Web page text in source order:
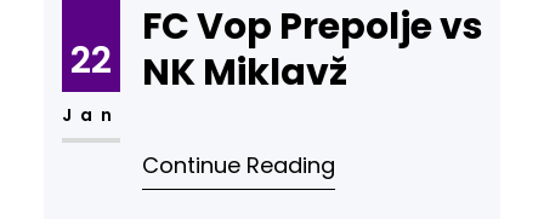
22
Jan
FC Vop Prepolje vs
NK Miklavž
Continue Reading